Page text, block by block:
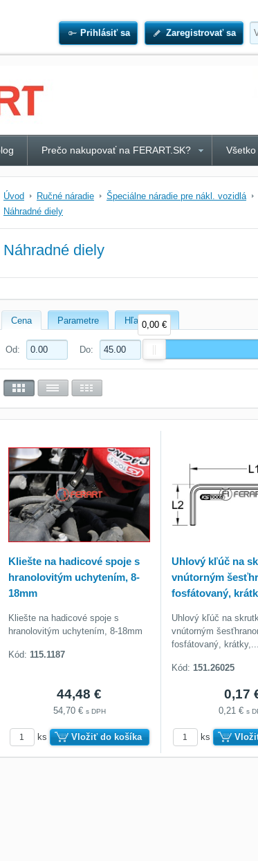
Prihlásiť sa Zaregistrovať sa
Prečo nakupovať na FERART.SK?
Úvod Ručné náradie Špeciálne náradie pre nákl. vozidlá
Náhradné diely
Náhradné diely
Cena Parametre Hľadať text
Od: Do:
0,00 €
Kliešte na hadicové spoje s
hranolovitým uchytením, 8-
18mm
Kliešte na hadicové spoje s
hranolovitým uchytením, 8-18mm
Kód: 115.1187
44,48 €
54,70 € s DPH
ks Vložiť do košíka
Uhlový kľúč na
vnútorným
fosfátovaný,
Uhlový kľúč na
vnútorným
fosfátovaný, krátky,...
Kód: 151.26025
0,17
0,21 €s
ks